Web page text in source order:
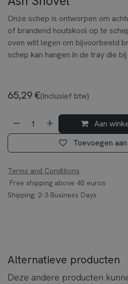
Onze schep is ontworpen om
of brandend houtskool op te
oven wilt legen om bijvoorbeeld
schep kan hangen in de tray die
65,29€(Inclusief btw)
Aan
Toevoegen
Terms and Conditions
Free shipping above 40 euros
Shipping: 2-3 Business Days
Alternatieve producten
Deze andere producten